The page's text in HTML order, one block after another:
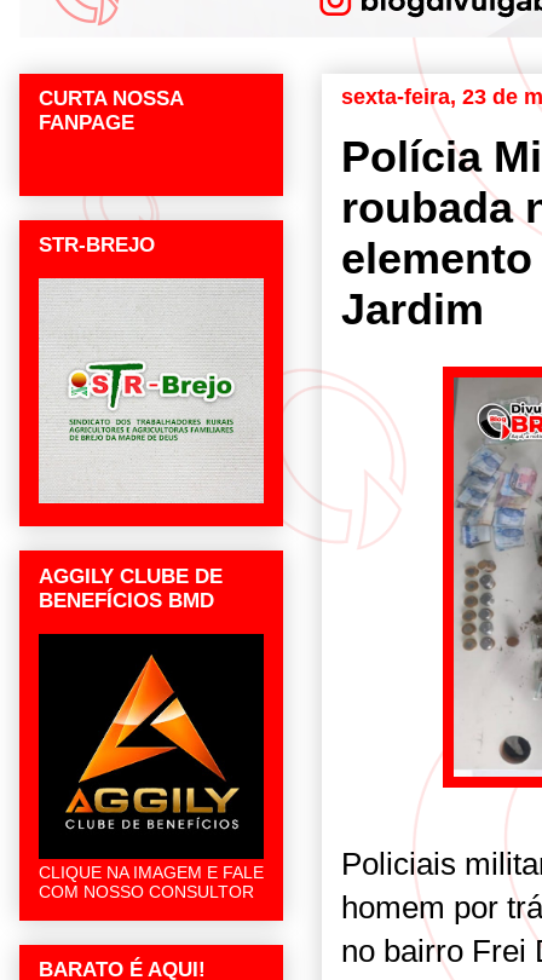
sexta-feira, 23 de
Polícia
roubada
Jardim
Policiais
homem por
no bairro Frei
CURTA NOSSA
FANPAGE
STR-BREJO
AGGILY CLUBE DE
BENEFÍCIOS BMD
CLIQUE NA IMAGEM E FALE
COM NOSSO CONSULTOR
BARATO É AQUI!